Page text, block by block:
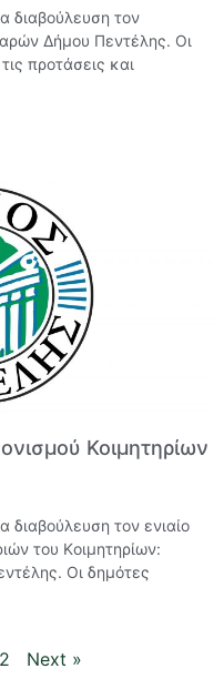
διαβούλευση τον
Δήμου Πεντέλης. Οι
προτάσεις και
Κοιμητηρίων
διαβούλευση τον ενιαίο
του Kοιμητηρίων:
Οι δημότες
2 Next »